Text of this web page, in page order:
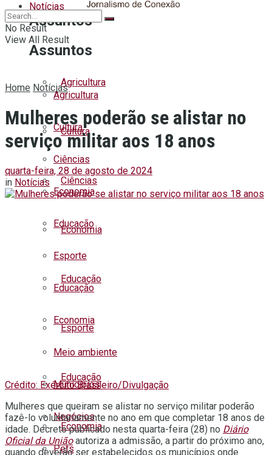
Assuntos
Agricultura
Cultura
Ciências
Economia
Educação
Esporte
Educação
Economia
Notícias
Assuntos
Agricultura
Cultura
Ciências
Economia
Educação
Esporte
Educação
Economia
Meio ambiente
Municípios
Negócios
Pets
No Result
View All Result
Home Notícias
Mulheres poderão se alistar no
serviço militar aos 18 anos
quarta-feira, 28 de agosto de 2024
in Notícias
Crédito: Exército Brasileiro/Divulgação
Mulheres que queiram se alistar no serviço militar poderão
fazê-lo voluntariamente no ano em que completar 18 anos de
idade. Decreto publicado nesta quarta-feira (28) no Diário
Oficial da Uniãoautoriza a admissão, a partir do próximo ano,
quando deverão ser estabelecidos os municípios onde